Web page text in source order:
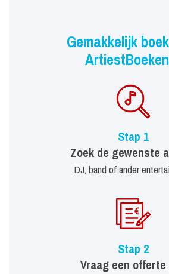
Gemakkelijk
Stap 1
Zoek de gewenste
DJ, band of ander
Stap 2
Vraag een offerte